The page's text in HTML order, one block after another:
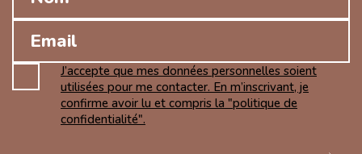
J’accepte que mes données personnelles soient
utilisées pour me contacter. En m’inscrivant, je
confirme avoir lu et compris la "politique de
confidentialité".